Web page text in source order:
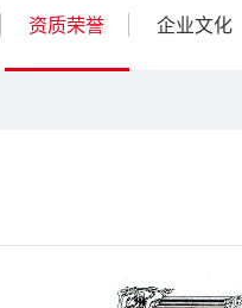
资质荣誉 企业文化